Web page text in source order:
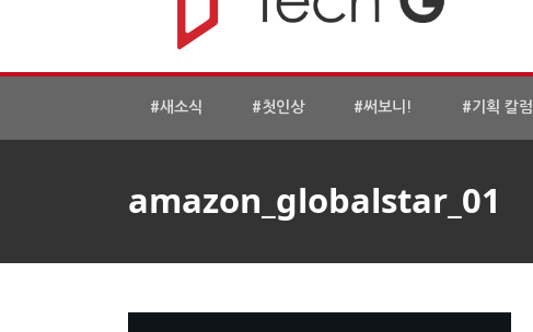
#새소식 #첫인상 #써보니! #기획 칼럼
amazon_globalstar_01